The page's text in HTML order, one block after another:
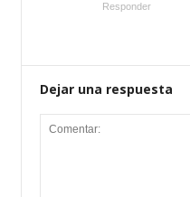
Responder
Dejar una respuesta